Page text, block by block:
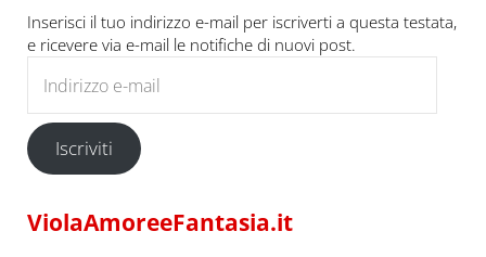
Inserisci il tuo indirizzo e-mail per iscriverti a questa testata,
e ricevere via e-mail le notifiche di nuovi post.
Iscriviti
ViolaAmoreeFantasia.it